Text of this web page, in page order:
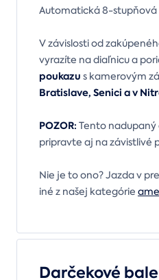
Automatická 8-stupňová
V závislosti od
vyrazíte na diaľnicu a
poukazu s kamerovým
Bratislave, Senici a v
POZOR: Tento nadupaný
pripravte aj na závistlivé
Nie je to ono? Jazda v
iné z našej kategórie
Darčekové